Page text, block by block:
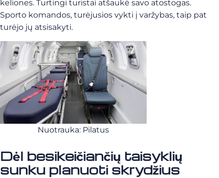
keliones. Turtingi turistai atšaukė savo atostogas.
Sporto komandos, turėjusios vykti į varžybas, taip pat
turėjo jų atsisakyti.
Nuotrauka: Pilatus
Dėl besikeičiančių taisyklių
sunku planuoti skrydžius